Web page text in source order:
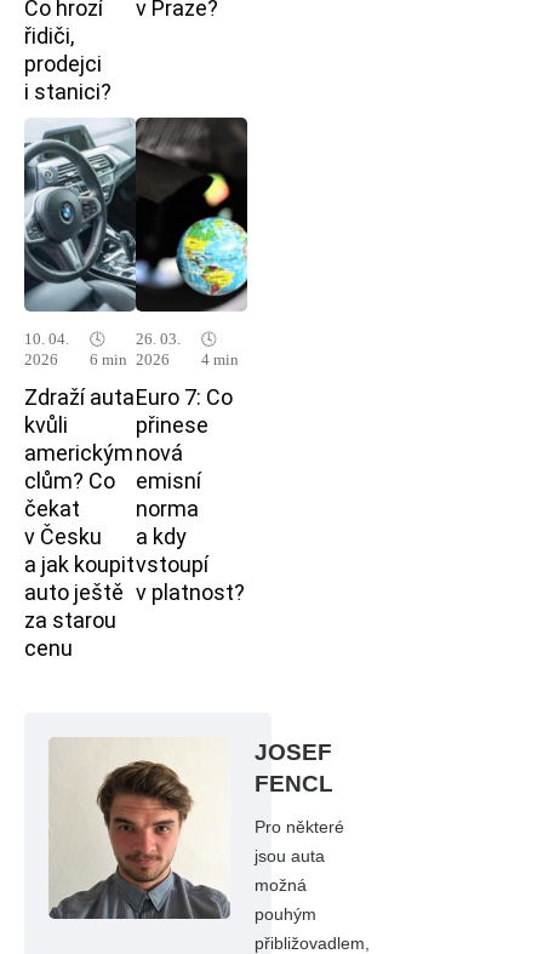
Co hrozí
řidiči,
prodejci
i stanici?
v Praze?
10. 04.
2026
🕓
6 min
Zdraží auta
kvůli
americkým
clům? Co
čekat
v Česku
a jak koupit
auto ještě
za starou
cenu
26. 03.
2026
🕓
4 min
Euro 7: Co
přinese
nová
emisní
norma
a kdy
vstoupí
v platnost?
JOSEF
FENCL
Pro některé
jsou auta
možná
pouhým
přibližovadlem,